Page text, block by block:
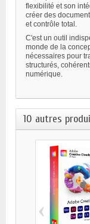
flexibilité et son
créer des
et contrôle total.
C'est un outil
monde de la
nécessaires pour
structurés,
numérique.
10 autres
‹